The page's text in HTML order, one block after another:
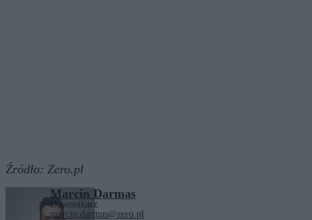
Źródło: Zero.pl
Marcin Darmas
Dziennikarz
marcin.darmas@zero.pl